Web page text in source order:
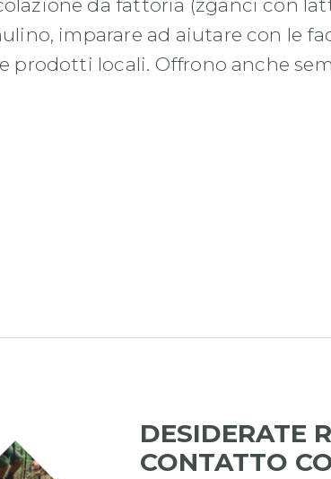
da fattoria (žganci con
imparare ad aiutare con le
prodotti locali. Offrono anche
DESIDERATE
CONTATTO